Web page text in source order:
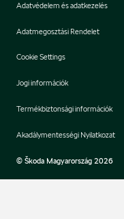
© Škoda Magyarország 2026
Adatvédelem és adatkezelés
Adatmegosztási Rendelet
Cookie Settings
Jogi információk
Termékbiztonsági információk
Akadálymentességi Nyilatkozat